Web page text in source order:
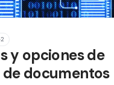
y opciones de
documentos